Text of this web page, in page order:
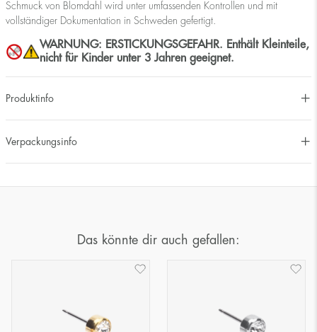
Schmuck von Blomdahl wird unter umfassenden Kontrollen und mit
vollständiger Dokumentation in Schweden gefertigt.
WARNUNG: ERSTICKUNGSGEFAHR. Enthält Kleinteile,
nicht für Kinder unter 3 Jahren geeignet.
Produktinfo
Verpackungsinfo
Das könnte dir auch gefallen: